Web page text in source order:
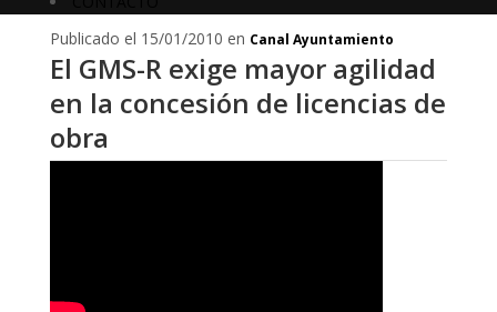
Publicado el 15/01/2010 en Canal Ayuntamiento
El GMS-R exige mayor agilidad
en la concesión de licencias de
obra